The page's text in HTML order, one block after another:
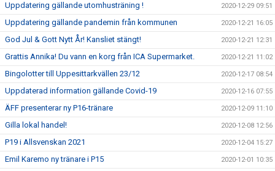
Uppdatering gällande utomhusträning ! 2020-12-29 09:51
Uppdatering gällande pandemin från kommunen 2020-12-21 16:05
God Jul & Gott Nytt År! Kansliet stängt! 2020-12-21 12:31
Grattis Annika! Du vann en korg från ICA Supermarket. 2020-12-21 11:02
Bingolotter till Uppesittarkvällen 23/12 2020-12-17 08:54
Uppdaterad information gällande Covid-19 2020-12-16 07:55
ÄFF presenterar ny P16-tränare 2020-12-09 11:10
Gilla lokal handel! 2020-12-08 12:56
P19 i Allsvenskan 2021 2020-12-04 15:27
Emil Karemo ny tränare i P15 2020-12-01 10:35